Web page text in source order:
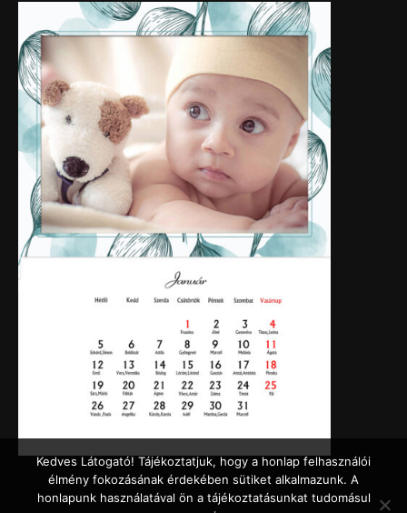
Kedves Látogató! Tájékoztatjuk, hogy a honlap felhasználói
élmény fokozásának érdekében sütiket alkalmazunk. A
honlapunk használatával ön a tájékoztatásunkat tudomásul